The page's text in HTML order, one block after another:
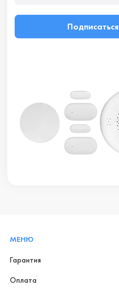
Подписаться
МЕНЮ
Гарантия
Оплата